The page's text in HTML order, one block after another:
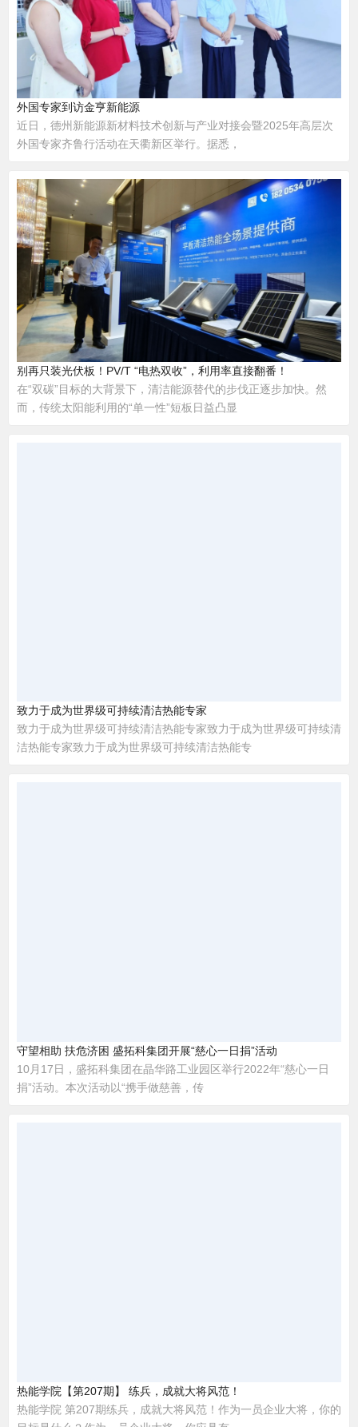
外国专家到访金亨新能源
近日，德州新能源新材料技术创新与产业对接会暨2025年高层次
外国专家齐鲁行活动在天衢新区举行。据悉，
别再只装光伏板！PV/T “电热双收”，利用率直接翻番！
在“双碳”目标的大背景下，清洁能源替代的步伐正逐步加快。然
而，传统太阳能利用的“单一性”短板日益凸显
致力于成为世界级可持续清洁热能专家
致力于成为世界级可持续清洁热能专家致力于成为世界级可持续清
洁热能专家致力于成为世界级可持续清洁热能专
守望相助 扶危济困 盛拓科集团开展“慈心一日捐”活动
10月17日，盛拓科集团在晶华路工业园区举行2022年“慈心一日
捐”活动。本次活动以“携手做慈善，传
热能学院【第207期】 练兵，成就大将风范！
热能学院 第207期练兵，成就大将风范！作为一员企业大将，你的